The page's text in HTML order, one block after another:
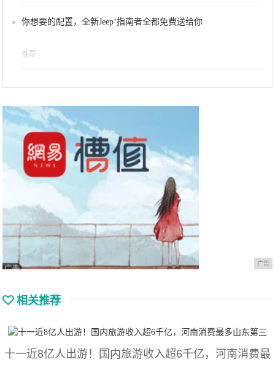
你想要的配置，全新Jeep⁺指南者全都免费送给你
推荐
广告
相关推荐
十一近8亿人出游！国内旅游收入超6千亿，河南消费最